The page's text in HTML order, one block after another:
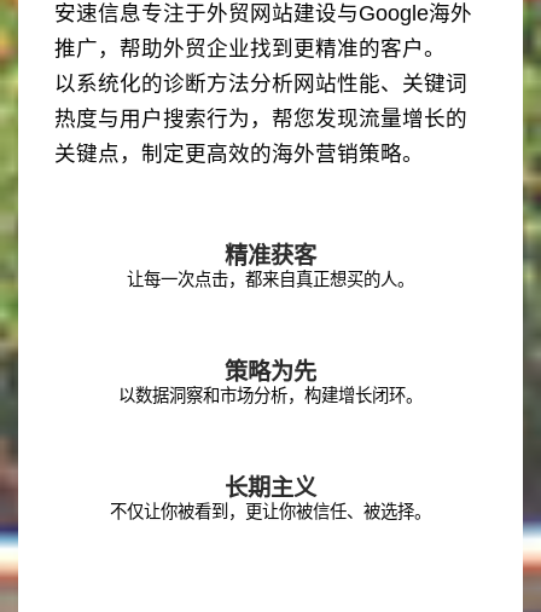
安速信息专注于外贸网站建设与Google海外
推广，帮助外贸企业找到更精准的客户。
以系统化的诊断方法分析网站性能、关键词
热度与用户搜索行为，帮您发现流量增长的
关键点，制定更高效的海外营销策略。
精准获客
让每一次点击，都来自真正想买的人。
策略为先
以数据洞察和市场分析，构建增长闭环。
长期主义
不仅让你被看到，更让你被信任、被选择。